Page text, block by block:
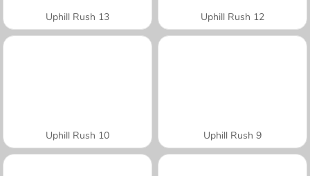
Uphill Rush 13 Uphill Rush 12
Uphill Rush 10 Uphill Rush 9